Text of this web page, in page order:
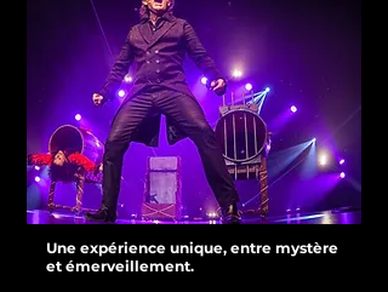
Une expérience unique, entre mystère
et émerveillement.